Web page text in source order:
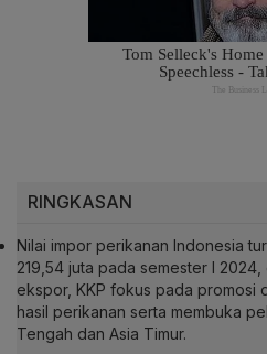
RINGKASAN
Nilai impor perikanan Indonesia
219,54 juta pada semester I
ekspor, KKP fokus pada promosi
hasil perikanan serta membuka
Tengah dan Asia Timur.